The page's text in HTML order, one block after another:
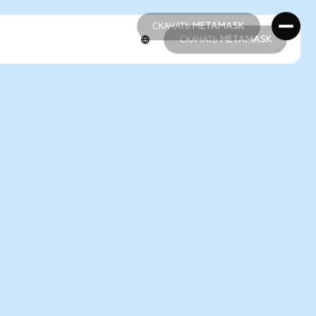
СКАЧАТЬ METAMASK
СКАЧАТЬ METAMASK
СКАЧАТЬ METAMASK